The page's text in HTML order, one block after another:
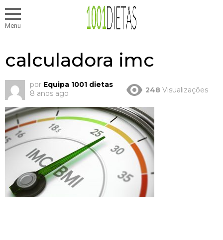
Menu
calculadora imc
por Equipa 1001 dietas
8 anos ago
248 Visualizações